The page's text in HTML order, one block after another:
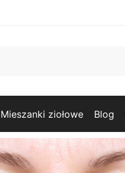
Mieszanki ziołowe Blog